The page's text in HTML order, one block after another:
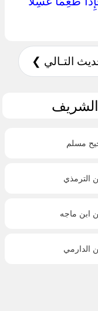
التـالي ❯
مسلم
الترمذي
ابن ماجه
الدارمي